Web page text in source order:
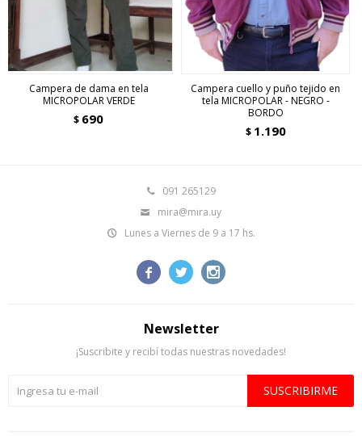
Campera de dama en tela
MICROPOLAR VERDE
$ 690
Campera cuello y puño tejido en
tela MICROPOLAR - NEGRO -
BORDO
$ 1.190
091 265129
mira@mira.uy
Lunes a Viernes de 9 a 17 hs.
  
Newsletter
¡Suscribite y recibí todas nuestras novedades!
SUSCRIBIRME